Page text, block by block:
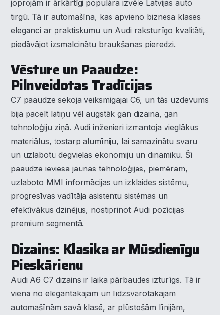
joprojām ir ārkārtīgi populāra izvēle Latvijas auto
tirgū. Tā ir automašīna, kas apvieno biznesa klases
eleganci ar praktiskumu un Audi raksturīgo kvalitāti,
piedāvājot izsmalcinātu braukšanas pieredzi.
Vēsture un Paaudze:
Pilnveidotas Tradīcijas
C7 paaudze sekoja veiksmīgajai C6, un tās uzdevums
bija pacelt latiņu vēl augstāk gan dizaina, gan
tehnoloģiju ziņā. Audi inženieri izmantoja vieglākus
materiālus, tostarp alumīniju, lai samazinātu svaru
un uzlabotu degvielas ekonomiju un dinamiku. Šī
paaudze ieviesa jaunas tehnoloģijas, piemēram,
uzlaboto MMI informācijas un izklaides sistēmu,
progresīvas vadītāja asistentu sistēmas un
efektīvākus dzinējus, nostiprinot Audi pozīcijas
premium segmentā.
Dizains: Klasika ar Mūsdienīgu
Pieskārienu
Audi A6 C7 dizains ir laika pārbaudes izturīgs. Tā ir
viena no elegantākajām un līdzsvarotākajām
automašīnām savā klasē, ar plūstošām līnijām,